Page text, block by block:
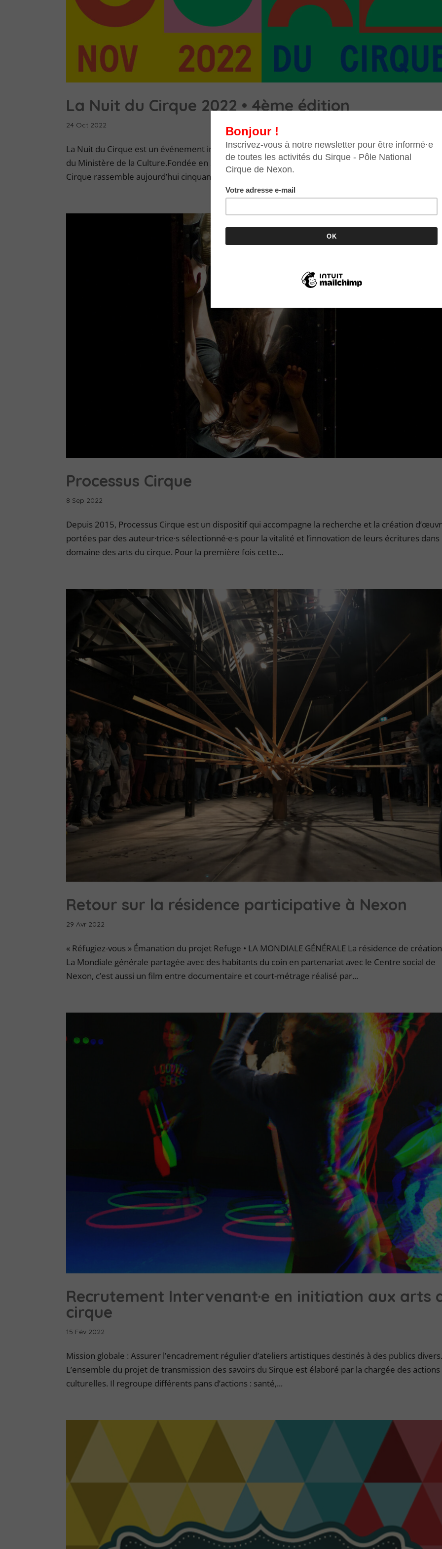
La Nuit du Cirque 2022 • 4ème édition
24 Oct 2022
La Nuit du Cirque est un événement international organisé par Territoires de Cirque avec le
du Ministère de la Culture.Fondée en 2004 dans l’élan de l’Année des Arts du cirque, Territoires de
Cirque rassemble aujourd’hui cinquante-sept structures – dont...
Processus Cirque
8 Sep 2022
Depuis 2015, Processus Cirque est un dispositif qui accompagne la recherche et la création
portées par des auteur·trice·s sélectionné·e·s pour la vitalité et l’innovation de leurs écritures dans
domaine des arts du cirque. Pour la première fois cette...
Retour sur la résidence participative à Nexon
29 Avr 2022
« Réfugiez-vous » Émanation du projet Refuge • LA MONDIALE GÉNÉRALE La résidence de
La Mondiale générale partagée avec des habitants du coin en partenariat avec le Centre social de
Nexon, c’est aussi un film entre documentaire et court-métrage réalisé par...
Recrutement Intervenant·e en initiation aux arts
cirque
15 Fév 2022
Mission globale : Assurer l’encadrement régulier d’ateliers artistiques destinés à des publics
L’ensemble du projet de transmission des savoirs du Sirque est élaboré par la chargée des actions
culturelles. Il regroupe différents pans d’actions : santé,...